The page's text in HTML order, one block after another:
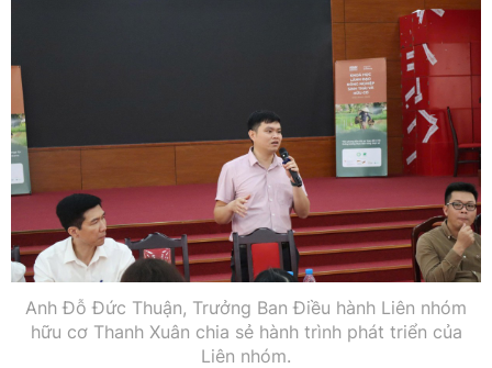
Anh Đỗ Đức Thuận, Trưởng Ban Điều hành Liên nhóm
hữu cơ Thanh Xuân chia sẻ hành trình phát triển của
Liên nhóm.